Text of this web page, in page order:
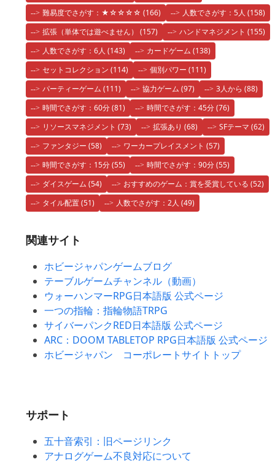
難易度でさがす：★☆☆☆☆ (166) 人数でさがす：5人 (158)
拡張（単体では遊べません） (157) ハンドマネジメント (155)
人数でさがす：6人 (143) カードゲーム (138)
セットコレクション (114) 個別パワー (111)
パーティーゲーム (111) 協力ゲーム (97) 3人から (88)
時間でさがす：60分(81) 時間でさがす：45分(76)
リソースマネジメント (73) 拡張あり (68) SFテーマ (62)
ファンタジー (58) ワーカープレイスメント (57)
時間でさがす：15分(55) 時間でさがす：90分(55)
ダイスゲーム (54) おすすめのゲーム：賞を受賞している (52)
タイル配置(51) 人数でさがす：2人 (49)
関連サイト
ホビージャパンゲームブログ
テーブルゲームチャンネル（動画）
ウォーハンマーRPG日本語版 公式ページ
一つの指輪：指輪物語TRPG
サイバーパンクRED日本語版 公式ページ
ARC：DOOM TABLETOP RPG日本語版 公式ページ
ホビージャパン コーポレートサイトトップ
サポート
五十音索引：旧ページリンク
アナログゲーム不良対応について